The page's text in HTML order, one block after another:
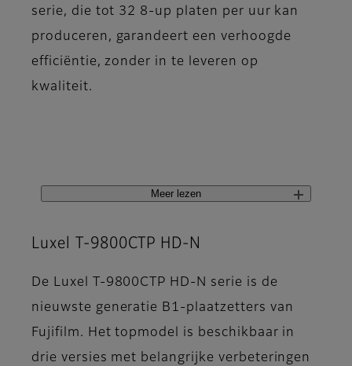
serie, die tot 32 8-up platen per uur kan
produceren, garandeert een verhoogde
efficiëntie, zonder in te leveren op
kwaliteit.
Meer lezen
Luxel T-9800CTP HD-N
De Luxel T-9800CTP HD-N serie is de
nieuwste generatie B1-plaatzetters van
Fujifilm. Het topmodel is beschikbaar in
drie versies met belangrijke verbeteringen